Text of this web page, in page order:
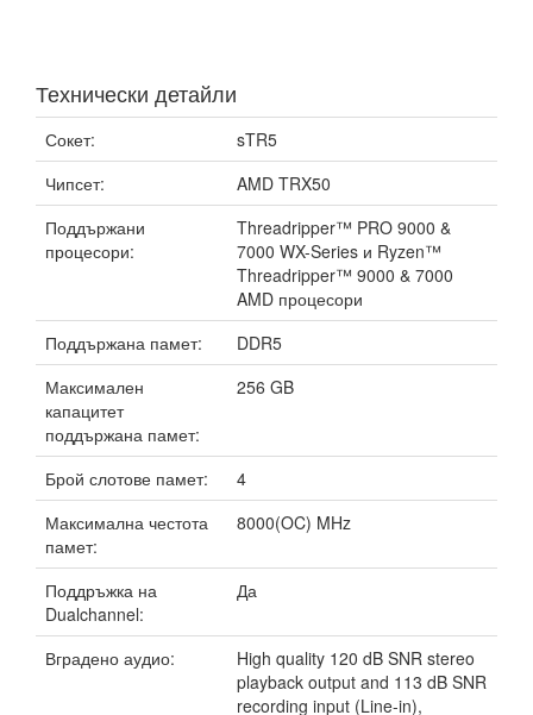
Технически детайли
Сокет:
sTR5
Чипсет:
AMD TRX50
Поддържани
процесори:
Threadripper™ PRO 9000 &
7000 WX-Series и Ryzen™
Threadripper™ 9000 & 7000
AMD процесори
Поддържана памет:
DDR5
Максимален
капацитет
поддържана памет:
256 GB
Брой слотове памет:
4
Максимална честота
памет:
8000(OC) MHz
Поддръжка на
Dualchannel:
Да
Вградено аудио:
High quality 120 dB SNR stereo
playback output and 113 dB SNR
recording input (Line-in),